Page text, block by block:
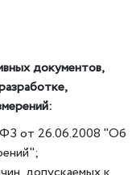
документов,
от 26.06.2008 "Об